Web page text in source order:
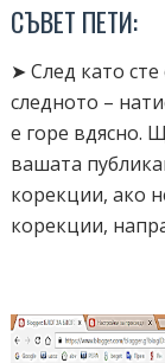
СЪВЕТ ПЕТИ:
➤ След като
следното –
е горе вдясно.
вашата
корекции, ако
корекции,